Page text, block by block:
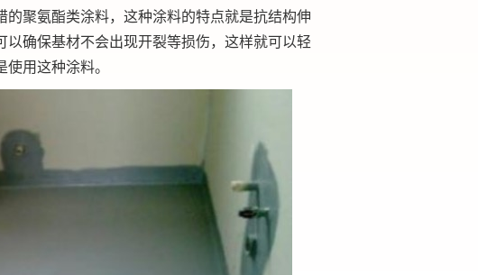
聚氨酯类涂料，这种涂料的特点就是抗结构伸
确保基材不会出现开裂等损伤，这样就可以轻
用这种涂料。